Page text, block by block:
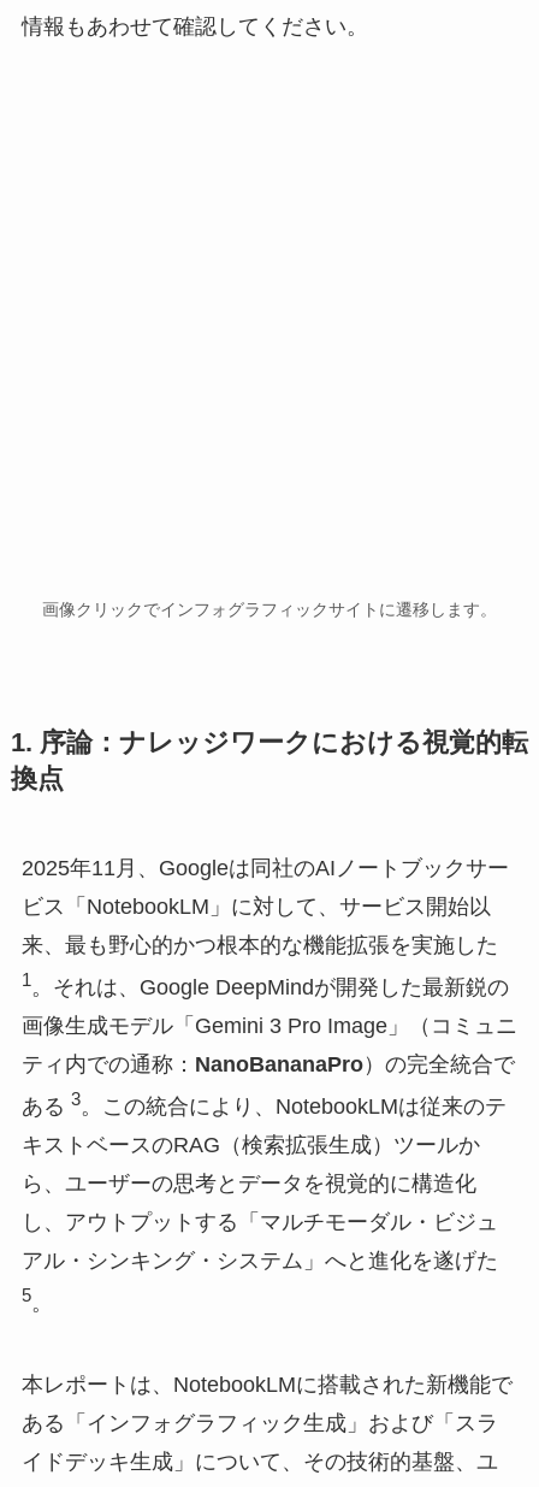
情報もあわせて確認してください。
画像クリックでインフォグラフィックサイトに遷移します。
1. 序論：ナレッジワークにおける視覚的転
換点
2025年11月、Googleは同社のAIノートブックサー
ビス「NotebookLM」に対して、サービス開始以
来、最も野心的かつ根本的な機能拡張を実施した
1。それは、Google DeepMindが開発した最新鋭の
画像生成モデル「Gemini 3 Pro Image」（コミュニ
ティ内での通称： NanoBananaPro）の完全統合で
ある 3。この統合により、NotebookLMは従来のテ
キストベースのRAG（検索拡張生成）ツールか
ら、ユーザーの思考とデータを視覚的に構造化
し、アウトプットする「マルチモーダル・ビジュ
アル・シンキング・システム」へと進化を遂げた
5。
本レポートは、NotebookLMに搭載された新機能で
ある「インフォグラフィック生成」および「スラ
イドデッキ生成」について、その技術的基盤、ユ